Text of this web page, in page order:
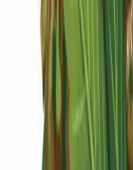
Vapes & Zubehör